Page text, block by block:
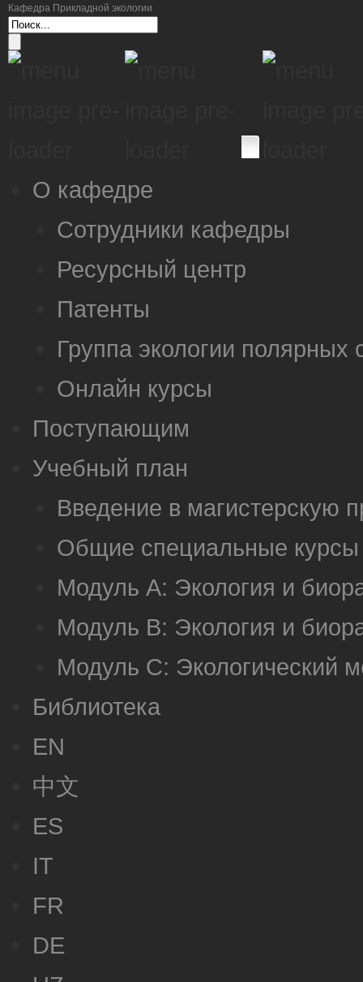
Кафедра Прикладной экологии
О кафедре
Сотрудники кафедры
Ресурсный центр
Патенты
Группа экологии полярных
Онлайн курсы
Поступающим
Учебный план
Введение в магистерскую
Общие специальные курсы
Модуль А: Экология и
Модуль B: Экология и
Модуль C: Экологический
Библиотека
EN
中文
ES
IT
FR
DE